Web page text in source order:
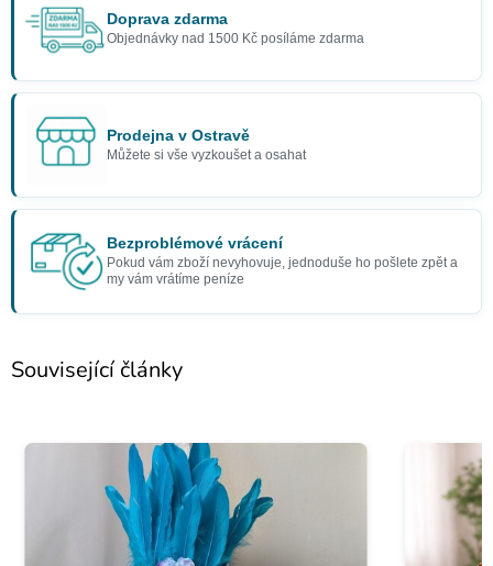
Doprava zdarma
Objednávky nad 1500 Kč posíláme zdarma
Prodejna v Ostravě
Můžete si vše vyzkoušet a osahat
Bezproblémové vrácení
Pokud vám zboží nevyhovuje, jednoduše ho pošlete zpět a
my vám vrátíme peníze
Související články